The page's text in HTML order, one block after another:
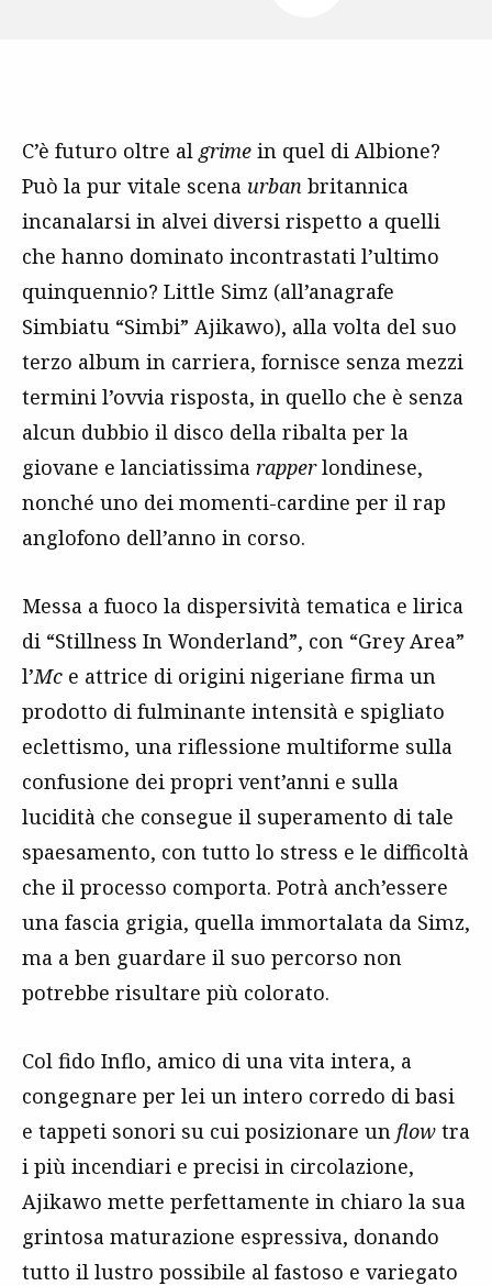
C’è futuro oltre al grime in quel di Albione?
Può la pur vitale scena urban britannica
incanalarsi in alvei diversi rispetto a quelli
che hanno dominato incontrastati l’ultimo
quinquennio? Little Simz (all’anagrafe
Simbiatu “Simbi” Ajikawo), alla volta del suo
terzo album in carriera, fornisce senza mezzi
termini l’ovvia risposta, in quello che è senza
alcun dubbio il disco della ribalta per la
giovane e lanciatissima rapperlondinese,
nonché uno dei momenti-cardine per il rap
anglofono dell’anno in corso.
Messa a fuoco la dispersività tematica e lirica
di “Stillness In Wonderland”, con “Grey Area”
l’Mc e attrice di origini nigeriane firma un
prodotto di fulminante intensità e spigliato
eclettismo, una riflessione multiforme sulla
confusione dei propri vent’anni e sulla
lucidità che consegue il superamento di tale
spaesamento, con tutto lo stress e le difficoltà
che il processo comporta. Potrà anch’essere
una fascia grigia, quella immortalata da Simz,
ma a ben guardare il suo percorso non
potrebbe risultare più colorato.
Col fido Inflo, amico di una vita intera, a
congegnare per lei un intero corredo di basi
e tappeti sonori su cui posizionare un flow tra
i più incendiari e precisi in circolazione,
Ajikawo mette perfettamente in chiaro la sua
grintosa maturazione espressiva, donando
tutto il lustro possibile al fastoso e variegato